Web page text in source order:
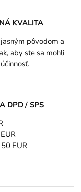
KVALITA
pôvodom a
aby ste sa mohli
DPD / SPS
EUR